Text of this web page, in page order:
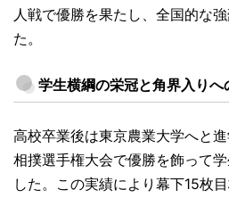
人戦で優勝を果たし、全国的な
た。
学生横綱の栄冠と角界入りへ
高校卒業後は東京農業大学へと
相撲選手権大会で優勝を飾って
した。この実績により幕下15枚